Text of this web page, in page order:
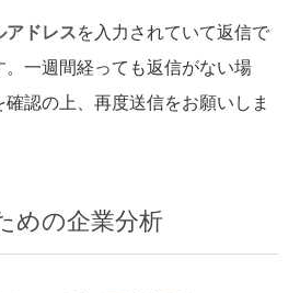
アドレスを入力されていて返信で
。一週間経っても返信がない場
認の上、再度送信をお願いしま
めの企業分析